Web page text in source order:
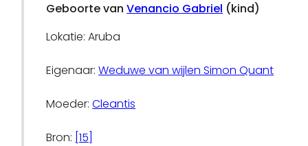
Geboorte vanVenancio Gabriel (kind)
Lokatie: Aruba
Eigenaar:Weduwe van wijlen Simon Quant
Moeder:Cleantis
Bron: [15]